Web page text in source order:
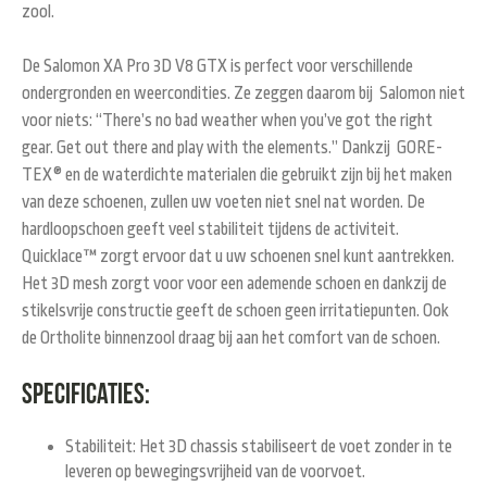
zool.
De Salomon XA Pro 3D V8 GTX is perfect voor verschillende
ondergronden en weercondities. Ze zeggen daarom bij Salomon niet
voor niets: “There’s no bad weather when you’ve got the right
gear. Get out there and play with the elements.” Dankzij GORE-
TEX® en de waterdichte materialen die gebruikt zijn bij het maken
van deze schoenen, zullen uw voeten niet snel nat worden. De
hardloopschoen geeft veel stabiliteit tijdens de activiteit.
Quicklace™ zorgt ervoor dat u uw schoenen snel kunt aantrekken.
Het 3D mesh zorgt voor voor een ademende schoen en dankzij de
stikelsvrije constructie geeft de schoen geen irritatiepunten. Ook
de Ortholite binnenzool draag bij aan het comfort van de schoen.
Specificaties:
Stabiliteit: Het 3D chassis stabiliseert de voet zonder in te
leveren op bewegingsvrijheid van de voorvoet.